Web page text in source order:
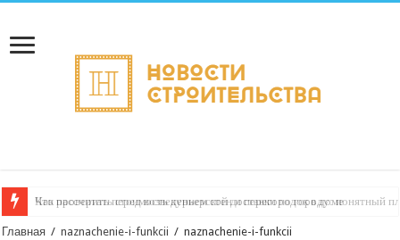
Что проверить перед возведением стен и перегородок в доме
Главная / naznachenie-i-funkcii / naznachenie-i-funkcii